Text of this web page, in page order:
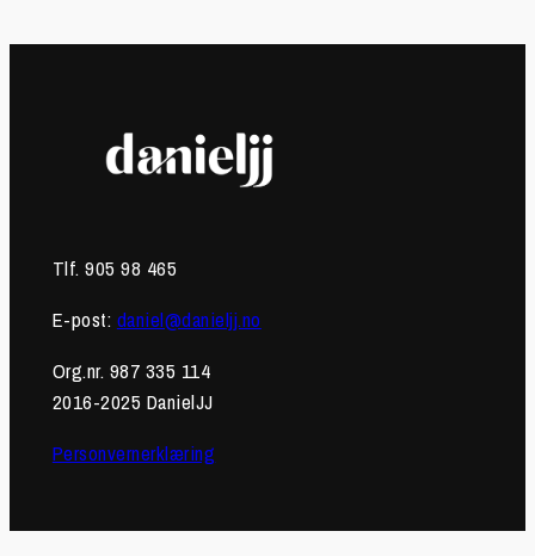
Tlf. 905 98 465
E-post: daniel@danieljj.no
Org.nr. 987 335 114
2016-2025 DanielJJ
Personvernerklæring